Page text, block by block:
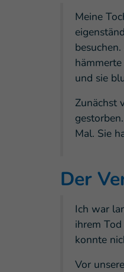
Meine
und sie
Zunächst
Mal. Sie
Der
Ich war
ihrem
konnte
Vor